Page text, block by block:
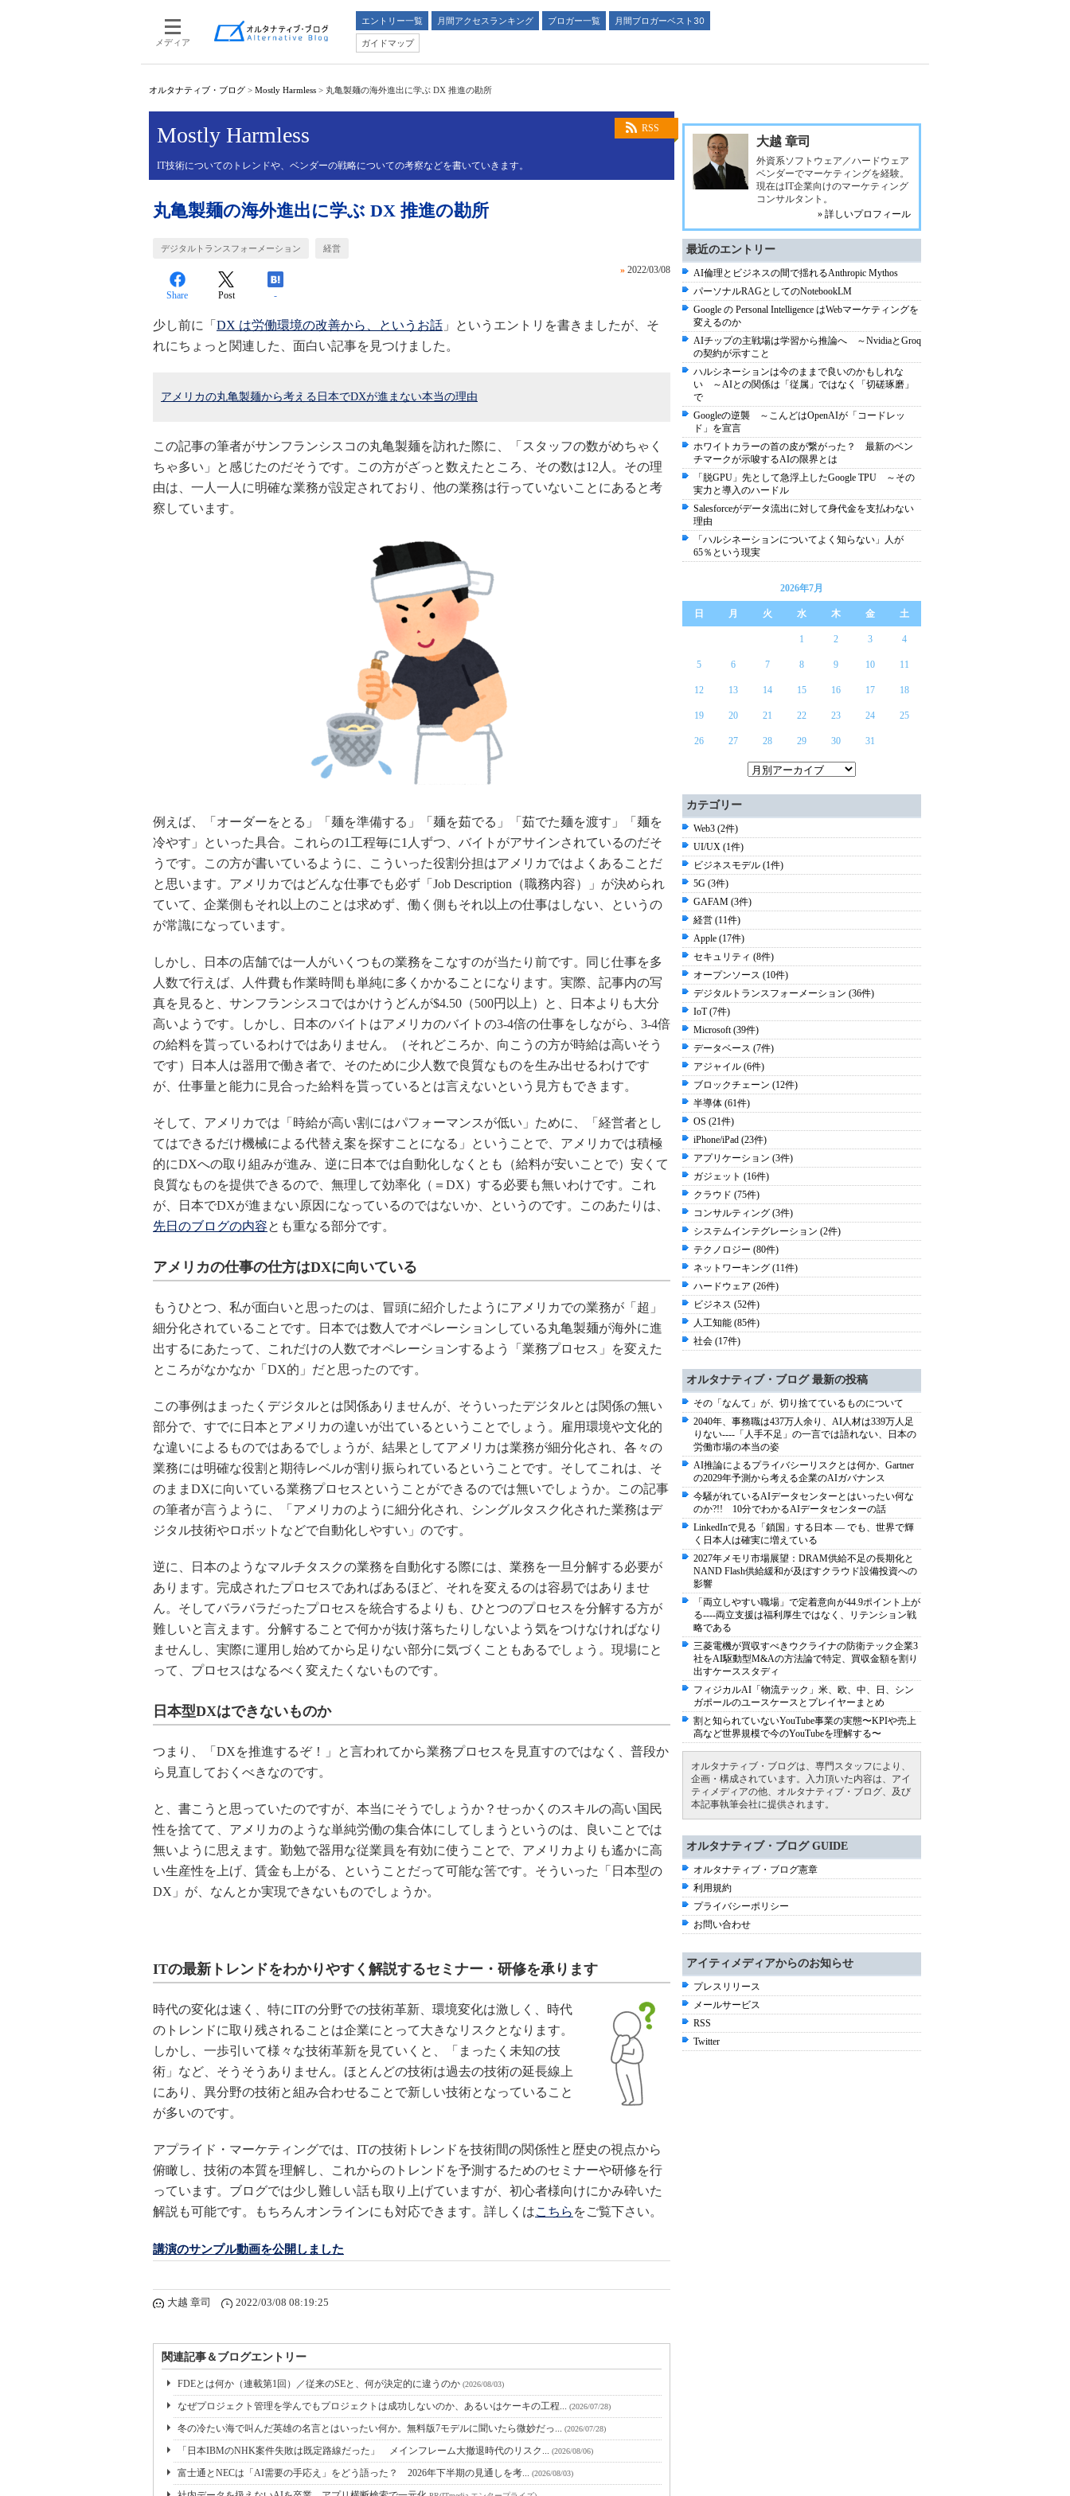
メディア
エントリー一覧 月間アクセスランキング ブロガー一覧
月間ブロガーベスト30
ガイドマップ
オルタナティブ・ブログ > Mostly Harmless > 丸亀製麺の海外進出に学ぶ DX 推進の勘所
RSS
Mostly Harmless
IT技術についてのトレンドや、ベンダーの戦略についての考察などを書いていきます。
丸亀製麺の海外進出に学ぶ DX 推進の勘所
デジタルトランスフォーメーション 経営
» 2022/03/08
Share Post -
少し前に「 DX は労働環境の改善から、というお話 」というエントリを書きましたが、そ
れにちょっと関連した、面白い記事を見つけました。
アメリカの丸亀製麺から考える日本でDXが進まない本当の理由
この記事の筆者がサンフランシスコの丸亀製麺を訪れた際に、「スタッフの数がめちゃく
ちゃ多い」と感じたのだそうです。この方がざっと数えたところ、その数は12人。その理
由は、一人一人に明確な業務が設定されており、他の業務は行っていないことにあると考
察しています。
例えば、「オーダーをとる」「麺を準備する」「麺を茹でる」「茹でた麺を渡す」「麺を
冷やす」といった具合。これらの1工程毎に1人ずつ、バイトがアサインされているのだそ
うです。この方が書いているように、こういった役割分担はアメリカではよくあることだ
と思います。アメリカではどんな仕事でも必ず「Job Description（職務内容）」が決められ
ていて、企業側もそれ以上のことは求めず、働く側もそれ以上の仕事はしない、というの
が常識になっています。
しかし、日本の店舗では一人がいくつもの業務をこなすのが当たり前です。同じ仕事を多
人数で行えば、人件費も作業時間も単純に多くかかることになります。実際、記事内の写
真を見ると、サンフランシスコではかけうどんが$4.50（500円以上）と、日本よりも大分
高いようです。しかし、日本のバイトはアメリカのバイトの3-4倍の仕事をしながら、3-4倍
の給料を貰っているわけではありません。（それどころか、向こうの方が時給は高いそう
です）日本人は器用で働き者で、そのために少人数で良質なものを生み出せるわけです
が、仕事量と能力に見合った給料を貰っているとは言えないという見方もできます。
そして、アメリカでは「時給が高い割にはパフォーマンスが低い」ために、「経営者とし
てはできるだけ機械による代替え案を探すことになる」ということで、アメリカでは積極
的にDXへの取り組みが進み、逆に日本では自動化しなくとも（給料が安いことで）安くて
良質なものを提供できるので、無理して効率化（＝DX）する必要も無いわけです。これ
が、日本でDXが進まない原因になっているのではないか、というのです。このあたりは、
先日のブログの内容とも重なる部分です。
アメリカの仕事の仕方はDXに向いている
もうひとつ、私が面白いと思ったのは、冒頭に紹介したようにアメリカでの業務が「超」
細分化されていることです。日本では数人でオペレーションしている丸亀製麺が海外に進
出するにあたって、これだけの人数でオペレーションするよう「業務プロセス」を変えた
ところがなかなか「DX的」だと思ったのです。
この事例はまったくデジタルとは関係ありませんが、そういったデジタルとは関係の無い
部分で、すでに日本とアメリカの違いが出ているということでしょう。雇用環境や文化的
な違いによるものではあるでしょうが、結果としてアメリカは業務が細分化され、各々の
業務には明確な役割と期待レベルが割り振られているということです。そしてこれは、そ
のままDXに向いている業務プロセスということができるのでは無いでしょうか。この記事
の筆者が言うように、「アメリカのように細分化され、シングルタスク化された業務はデ
ジタル技術やロボットなどで自動化しやすい」のです。
逆に、日本のようなマルチタスクの業務を自動化する際には、業務を一旦分解する必要が
あります。完成されたプロセスであればあるほど、それを変えるのは容易ではありませ
ん。そしてバラバラだったプロセスを統合するよりも、ひとつのプロセスを分解する方が
難しいと言えます。分解することで何かが抜け落ちたりしないよう気をつけなければなり
ませんし、実際に運用し始めてから足りない部分に気づくこともあるでしょう。現場にと
って、プロセスはなるべく変えたくないものです。
日本型DXはできないものか
つまり、「DXを推進するぞ！」と言われてから業務プロセスを見直すのではなく、普段か
ら見直しておくべきなのです。
と、書こうと思っていたのですが、本当にそうでしょうか？せっかくのスキルの高い国民
性を捨てて、アメリカのような単純労働の集合体にしてしまうというのは、良いことでは
無いように思えます。勤勉で器用な従業員を有効に使うことで、アメリカよりも遙かに高
い生産性を上げ、賃金も上がる、ということだって可能な筈です。そういった「日本型の
DX」が、なんとか実現できないものでしょうか。
ITの最新トレンドをわかりやすく解説するセミナー・研修を承ります
時代の変化は速く、特にITの分野での技術革新、環境変化は激しく、時代
のトレンドに取り残されることは企業にとって大きなリスクとなります。
しかし、一歩引いて様々な技術革新を見ていくと、「まったく未知の技
術」など、そうそうありません。ほとんどの技術は過去の技術の延長線上
にあり、異分野の技術と組み合わせることで新しい技術となっていること
が多いのです。
アプライド・マーケティングでは、ITの技術トレンドを技術間の関係性と歴史の視点から
俯瞰し、技術の本質を理解し、これからのトレンドを予測するためのセミナーや研修を行
っています。ブログでは少し難しい話も取り上げていますが、初心者様向けにかみ砕いた
解説も可能です。もちろんオンラインにも対応できます。詳しくはこちら をご覧下さい。
講演のサンプル動画を公開しました
大越 章司 2022/03/08 08:19:25
関連記事＆ブログエントリー
FDEとは何か（連載第1回）／従来のSEと、何が決定的に違うのか (2026/08/03)
なぜプロジェクト管理を学んでもプロジェクトは成功しないのか、あるいはケーキの工程... (2026/07/28)
冬の冷たい海で叫んだ英雄の名言とはいったい何か。無料版7モデルに聞いたら微妙だっ... (2026/07/28)
「日本IBMのNHK案件失敗は既定路線だった」 メインフレーム大撤退時代のリスク... (2026/08/06)
富士通とNECは「AI需要の手応え」をどう語った？ 2026年下半期の見通しを考... (2026/08/03)
大越 章司
外資系ソフトウェア／ハードウェア
ベンダーでマーケティングを経験。
現在はIT企業向けのマーケティング
コンサルタント。
» 詳しいプロフィール
最近のエントリー
AI倫理とビジネスの間で揺れるAnthropic Mythos
パーソナルRAGとしてのNotebookLM
Google の Personal Intelligence はWebマーケティングを
変えるのか
AIチップの主戦場は学習から推論へ ～NvidiaとGroq
の契約が示すこと
ハルシネーションは今のままで良いのかもしれな
い ～AIとの関係は「従属」ではなく「切磋琢磨」
で
Googleの逆襲 ～こんどはOpenAIが「コードレッ
ド」を宣言
ホワイトカラーの首の皮が繋がった？ 最新のベン
チマークが示唆するAIの限界とは
「脱GPU」先として急浮上したGoogle TPU ～その
実力と導入のハードル
Salesforceがデータ流出に対して身代金を支払わない
理由
「ハルシネーションについてよく知らない」人が
65％という現実
2026年7月
日 月 火 水 木 金 土
1 2 3 4
5 6 7 8 9 10 11
12 13 14 15 16 17 18
19 20 21 22 23 24 25
26 27 28 29 30 31
カテゴリー
Web3 (2件)
UI/UX (1件)
ビジネスモデル (1件)
5G (3件)
GAFAM (3件)
経営 (11件)
Apple (17件)
セキュリティ (8件)
オープンソース (10件)
デジタルトランスフォーメーション (36件)
IoT (7件)
Microsoft (39件)
データベース (7件)
アジャイル (6件)
ブロックチェーン (12件)
半導体 (61件)
OS (21件)
iPhone/iPad (23件)
アプリケーション (3件)
ガジェット (16件)
クラウド (75件)
コンサルティング (3件)
システムインテグレーション (2件)
テクノロジー (80件)
ネットワーキング (11件)
ハードウェア (26件)
ビジネス (52件)
人工知能 (85件)
社会 (17件)
オルタナティブ・ブログ 最新の投稿
その「なんて」が、切り捨てているものについて
2040年、事務職は437万人余り、AI人材は339万人足
りない----「人手不足」の一言では語れない、日本の
労働市場の本当の姿
AI推論によるプライバシーリスクとは何か、Gartner
の2029年予測から考える企業のAIガバナンス
今騒がれているAIデータセンターとはいったい何な
のか?!! 10分でわかるAIデータセンターの話
LinkedInで見る「鎖国」する日本 ― でも、世界で輝
く日本人は確実に増えている
2027年メモリ市場展望：DRAM供給不足の長期化と
NAND Flash供給緩和が及ぼすクラウド設備投資への
影響
「両立しやすい職場」で定着意向が44.9ポイント上が
る----両立支援は福利厚生ではなく、リテンション戦
略である
三菱電機が買収すべきウクライナの防衛テック企業3
社をAI駆動型M&Aの方法論で特定、買収金額を割り
出すケーススタディ
フィジカルAI「物流テック」米、欧、中、日、シン
ガポールのユースケースとプレイヤーまとめ
割と知られていないYouTube事業の実態〜KPIや売上
高など世界規模で今のYouTubeを理解する〜
オルタナティブ・ブログは、専門スタッフにより、
企画・構成されています。入力頂いた内容は、アイ
ティメディアの他、オルタナティブ・ブログ、及び
本記事執筆会社に提供されます。
オルタナティブ・ブログ GUIDE
オルタナティブ・ブログ憲章
利用規約
プライバシーポリシー
お問い合わせ
アイティメディアからのお知らせ
プレスリリース
メールサービス
RSS
Twitter